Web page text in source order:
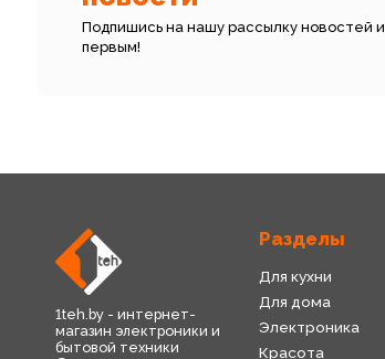
Подпишись на нашу рассылку новостей и
первым!
1teh.by - интернет-
магазин электроники и
бытовой техники
Разделы
Для кухни
Для дома
Электроника
Красота